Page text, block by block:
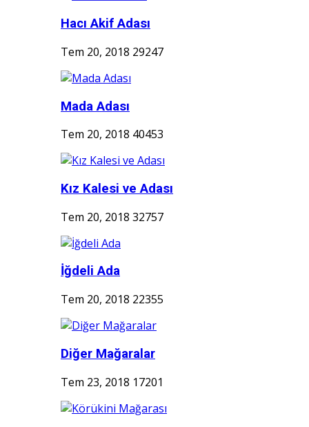
Hacı Akif Adası
Tem 20, 2018 29247
Mada Adası
Tem 20, 2018 40453
Kız Kalesi ve Adası
Tem 20, 2018 32757
İğdeli Ada
Tem 20, 2018 22355
Diğer Mağaralar
Tem 23, 2018 17201